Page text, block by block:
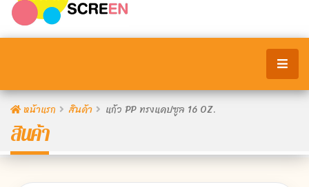
หน้าแรก สินค้า แก้ว PP ทรงแคปซูล 16 OZ.
สินค้า